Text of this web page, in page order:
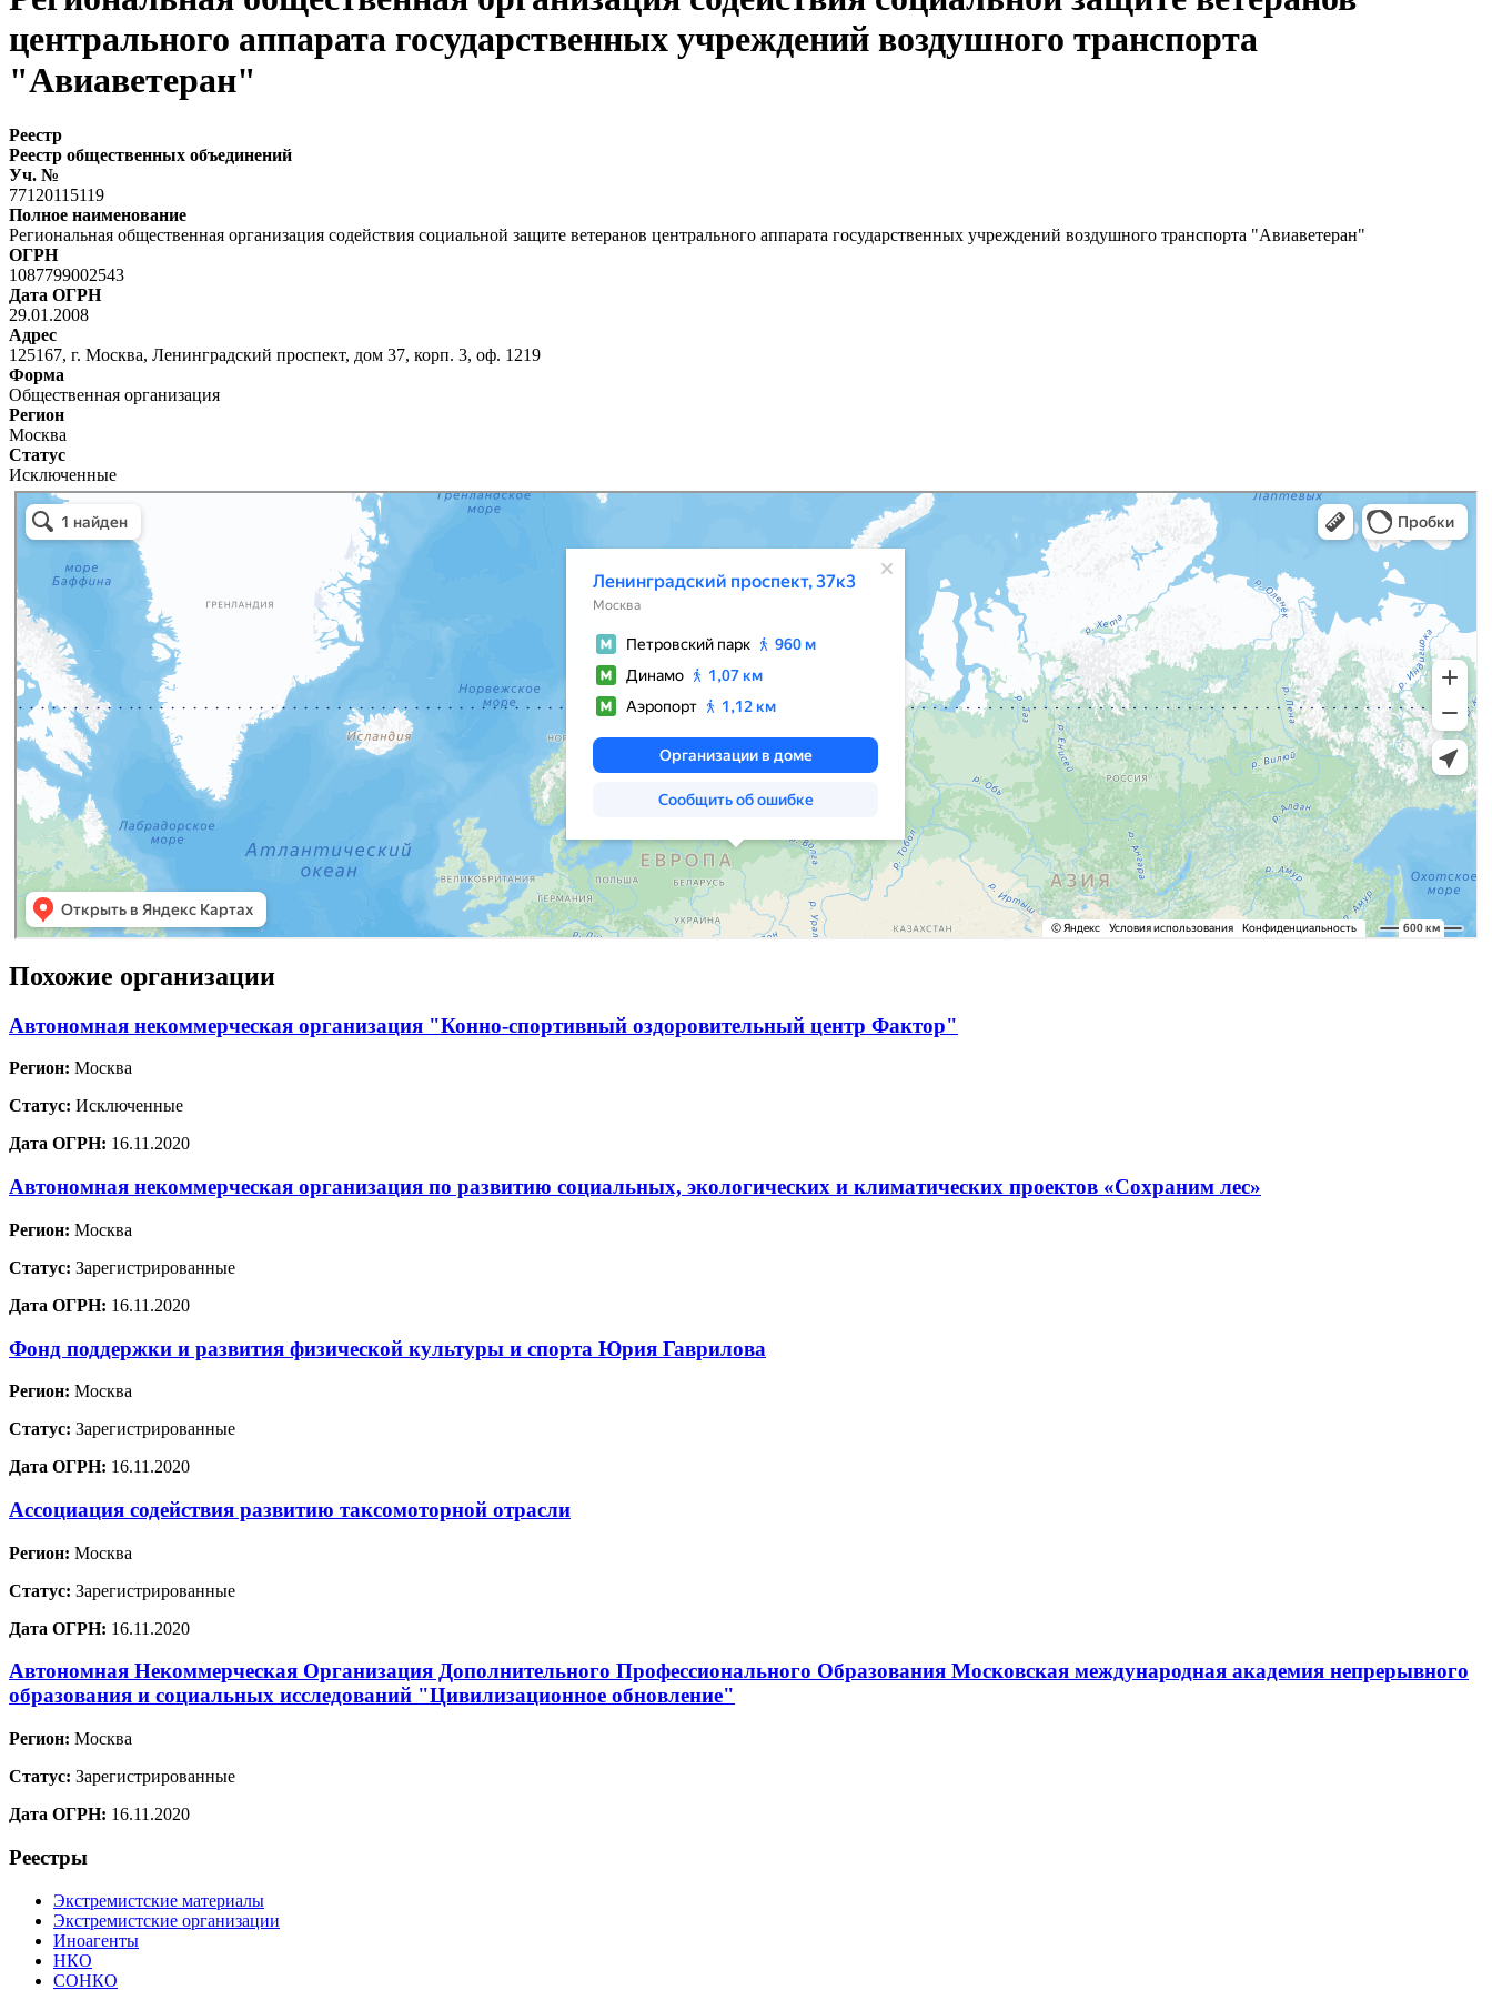
центрального аппарата государственных учреждений воздушного транспорта
"Авиаветеран"
Реестр
Реестр общественных объединений
Уч. №
77120115119
Полное наименование
Региональная общественная организация содействия социальной защите ветеранов центрального аппарата государственных учреждений воздушного транспорта "Авиаветеран"
ОГРН
1087799002543
Дата ОГРН
29.01.2008
Адрес
125167, г. Москва, Ленинградский проспект, дом 37, корп. 3, оф. 1219
Форма
Общественная организация
Регион
Москва
Статус
Исключенные
Похожие организации
Автономная некоммерческая организация "Конно-спортивный оздоровительный центр Фактор"
Регион: Москва
Статус: Исключенные
Дата ОГРН: 16.11.2020
Автономная некоммерческая организация по развитию социальных, экологических и климатических проектов «Сохраним лес»
Регион: Москва
Статус: Зарегистрированные
Дата ОГРН: 16.11.2020
Фонд поддержки и развития физической культуры и спорта Юрия Гаврилова
Регион: Москва
Статус: Зарегистрированные
Дата ОГРН: 16.11.2020
Ассоциация содействия развитию таксомоторной отрасли
Регион: Москва
Статус: Зарегистрированные
Дата ОГРН: 16.11.2020
Автономная Некоммерческая Организация Дополнительного Профессионального Образования Московская международная академия непрерывного
образования и социальных исследований "Цивилизационное обновление"
Регион: Москва
Статус: Зарегистрированные
Дата ОГРН: 16.11.2020
Реестры
Экстремистские материалы
Экстремистские организации
Иноагенты
НКО
СОНКО